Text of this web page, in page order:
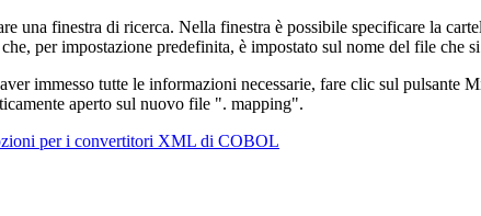
una finestra di ricerca. Nella finestra è possibile specificare la
per impostazione predefinita, è impostato sul nome del file
immesso tutte le informazioni necessarie, fare clic sul pulsante
aperto sul nuovo file ". mapping".
per i convertitori XML di COBOL